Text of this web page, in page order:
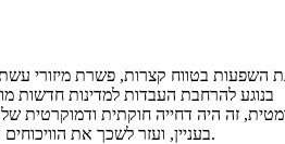
השפעות בטווח קצרות, פשרת מיזורי
בנוגע להרחבת העבדות למדינות חדשות
זה היה דחייה חוקתית ודמוקרטית
בעניין, ועזר לשכך את הוויכוחים הגדולים נגד עבדות כמוסד.